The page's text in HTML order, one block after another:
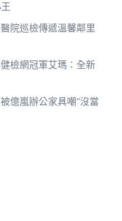
院巡檢傳遞溫馨鄰里
檢網冠軍艾瑪：全新
億嵐辦公家具嘲“沒當